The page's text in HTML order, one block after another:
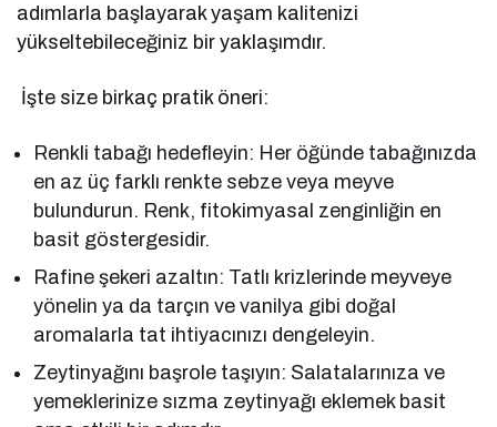
adımlarla başlayarak yaşam kalitenizi
yükseltebileceğiniz bir yaklaşımdır.
İşte size birkaç pratik öneri:
Renkli tabağı hedefleyin: Her öğünde tabağınızda
en az üç farklı renkte sebze veya meyve
bulundurun. Renk, fitokimyasal zenginliğin en
basit göstergesidir.
Rafine şekeri azaltın: Tatlı krizlerinde meyveye
yönelin ya da tarçın ve vanilya gibi doğal
aromalarla tat ihtiyacınızı dengeleyin.
Zeytinyağını başrole taşıyın: Salatalarınıza ve
yemeklerinize sızma zeytinyağı eklemek basit